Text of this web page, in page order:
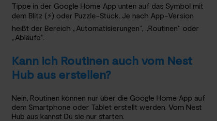
Tippe in der Google Home App unten auf das Symbol mit
dem Blitz (⚡) oder Puzzle-Stück. Je nach App-Version
heißt der Bereich „Automatisierungen“, „Routinen“ oder
„Abläufe“.
Kann ich Routinen auch vom Nest
Hub aus erstellen?
Nein, Routinen können nur über die Google Home App auf
dem Smartphone oder Tablet erstellt werden. Vom Nest
Hub aus kannst Du sie nur starten.